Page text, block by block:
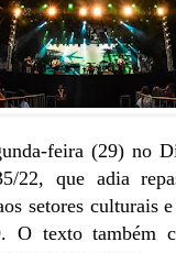
feira (29) no
22, que adia
setores culturais
O texto também